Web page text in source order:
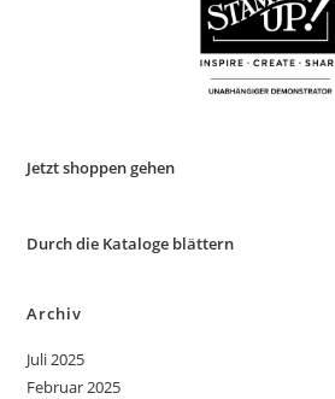
Jetzt shoppen gehen
Durch die Kataloge blättern
Archiv
Juli 2025
Februar 2025